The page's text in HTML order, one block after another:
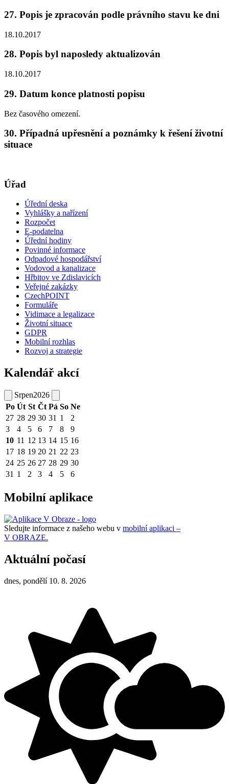
27. Popis je zpracován podle právního stavu ke dni
18.10.2017
28. Popis byl naposledy aktualizován
18.10.2017
29. Datum konce platnosti popisu
Bez časového omezení.
30. Případná upřesnění a poznámky k řešení životní
situace
Úřad
Úřední deska
Vyhlášky a nařízení
Rozpočet
E-podatelna
Úřední hodiny
Povinné informace
Odpadové hospodářství
Vodovod a kanalizace
Hřbitov ve Zdislavicích
Veřejné zakázky
CzechPOINT
Formuláře
Vidimace a legalizace
Životní situace
GDPR
Mobilní rozhlas
Rozvoj a strategie
Kalendář akcí
Srpen2026
Po Út St Čt Pá So Ne
27 28 29 30 31 1
2
3
4 5 6 7 8
9
10 11 12 13 14 15 16
17 18 19 20 21 22 23
24 25 26 27 28 29 30
31 1 2 3 4 5 6
Mobilní aplikace
Sledujte informace z našeho webu v mobilní aplikaci –
V OBRAZE.
Aktuální počasí
dnes, pondělí 10. 8. 2026